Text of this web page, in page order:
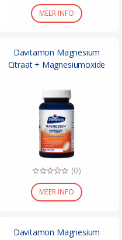
MEER INFO
Davitamon Magnesium
Citraat + Magnesiumoxide
MEER INFO
(0)
Davitamon Magnesium